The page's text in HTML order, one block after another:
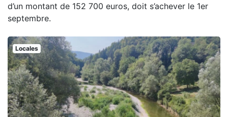
d’un montant de 152 700 euros, doit s’achever le 1er
septembre.
Locales